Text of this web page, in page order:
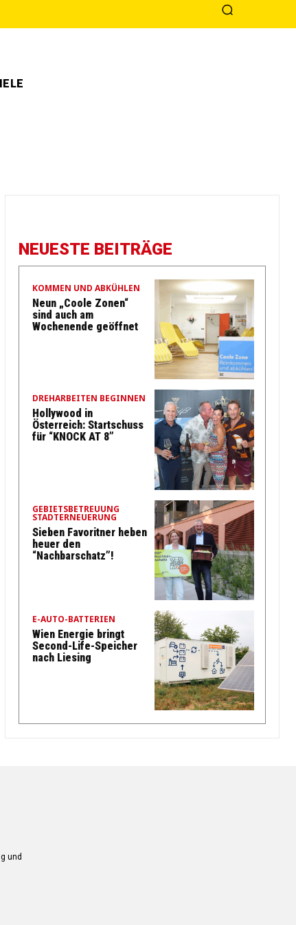
NEUESTE BEITRÄGE
KOMMEN UND ABKÜHLEN
Neun „Coole Zonen“
sind auch am
Wochenende geöffnet
DREHARBEITEN BEGINNEN
Hollywood in
Österreich: Startschuss
für “KNOCK AT 8”
GEBIETSBETREUUNG
STADTERNEUERUNG
Sieben Favoritner heben
heuer den
“Nachbarschatz”!
E-AUTO-BATTERIEN
Wien Energie bringt
Second-Life-Speicher
nach Liesing
und